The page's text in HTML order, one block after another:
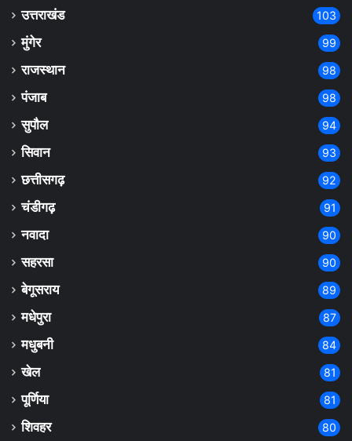
उत्तराखंड 103
मुंगेर 99
राजस्थान 98
पंजाब 98
सुपौल 94
सिवान 93
छत्तीसगढ़ 92
चंडीगढ़ 91
नवादा 90
सहरसा 90
बेगूसराय 89
मधेपुरा 87
मधुबनी 84
खेल 81
पूर्णिया 81
शिवहर 80